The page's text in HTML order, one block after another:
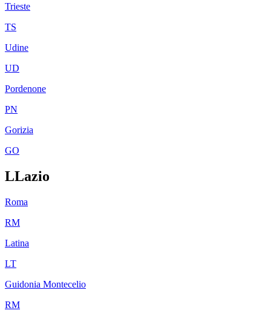
Trieste
TS
Udine
UD
Pordenone
PN
Gorizia
GO
LLazio
Roma
RM
Latina
LT
Guidonia Montecelio
RM